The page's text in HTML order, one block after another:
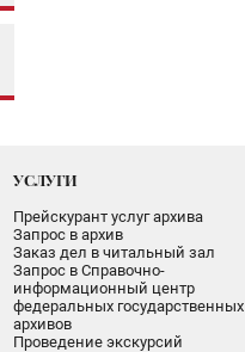
УСЛУГИ
Прейскурант услуг архива
Запрос в архив
Заказ дел в читальный зал
Запрос в Справочно-
информационный центр
федеральных государственных
архивов
Проведение экскурсий